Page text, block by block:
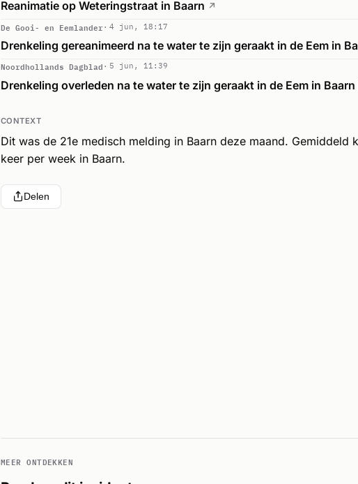
Reanimatie op Weteringstraat in Baarn ↗
De Gooi- en Eemlander 4 jun, 18:17
Drenkeling gereanimeerd na te water te zijn geraakt in de Eem in
Noordhollands Dagblad 5 jun, 11:39
Drenkeling overleden na te water te zijn geraakt in de Eem in
CONTEXT
Dit was de 21e medisch melding in Baarn deze maand. Gemiddeld
keer per week in Baarn.
Delen
MEER ONTDEKKEN